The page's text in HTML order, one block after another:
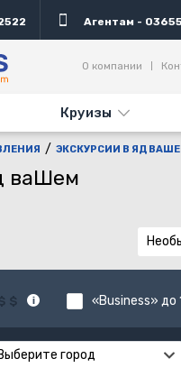
Агентам -
Круизы
О компании
ЭКСКУРСИИ В ЯД
ваШем
«Business» до
город